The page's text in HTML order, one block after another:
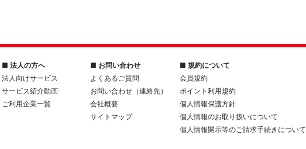
■ 法人の方へ
法人向けサービス
サービス紹介動画
ご利用企業一覧
■ お問い合わせ
よくあるご質問
お問い合わせ（連絡先）
会社概要
サイトマップ
■ 規約について
会員規約
ポイント利用規約
個人情報保護方針
個人情報のお取り扱いについて
個人情報開示等のご請求手続きについて